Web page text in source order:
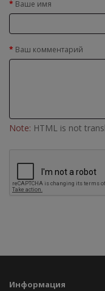
Ваше имя
Ваш комментарий
Note: HTML is not
Информация